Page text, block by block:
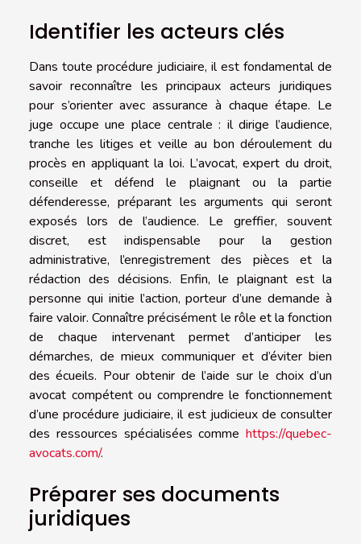
Identifier les acteurs clés
Dans toute procédure judiciaire, il est fondamental de
savoir reconnaître les principaux acteurs juridiques
pour s’orienter avec assurance à chaque étape. Le
juge occupe une place centrale : il dirige l’audience,
tranche les litiges et veille au bon déroulement du
procès en appliquant la loi. L’avocat, expert du droit,
conseille et défend le plaignant ou la partie
défenderesse, préparant les arguments qui seront
exposés lors de l’audience. Le greffier, souvent
discret, est indispensable pour la gestion
administrative, l’enregistrement des pièces et la
rédaction des décisions. Enfin, le plaignant est la
personne qui initie l’action, porteur d’une demande à
faire valoir. Connaître précisément le rôle et la fonction
de chaque intervenant permet d’anticiper les
démarches, de mieux communiquer et d’éviter bien
des écueils. Pour obtenir de l’aide sur le choix d’un
avocat compétent ou comprendre le fonctionnement
d’une procédure judiciaire, il est judicieux de consulter
des ressources spécialisées comme https://quebec-
avocats.com/.
Préparer ses documents
juridiques